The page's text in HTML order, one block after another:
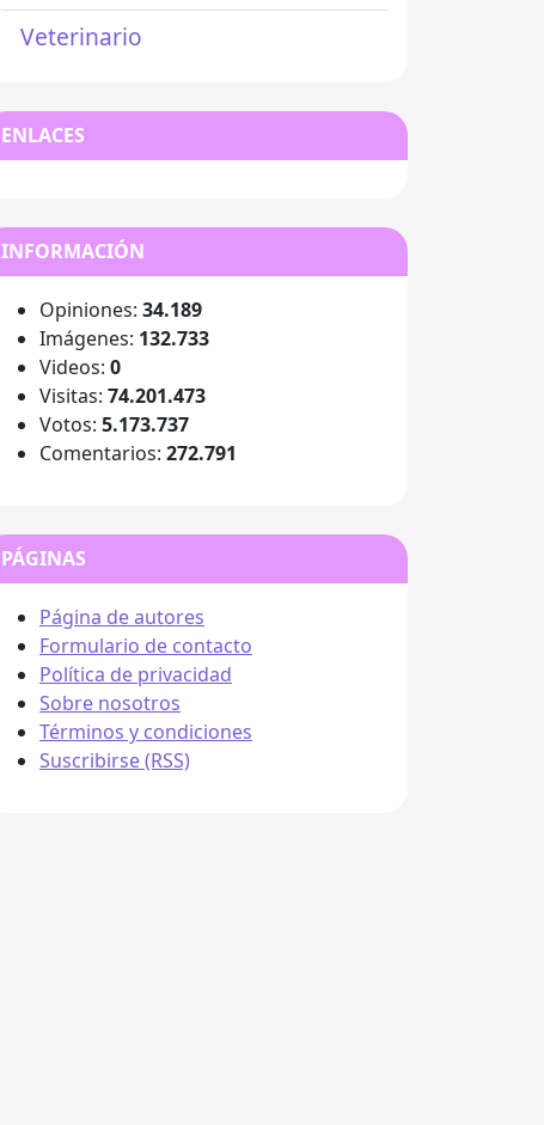
Veterinario
ENLACES
INFORMACIÓN
Opiniones: 34.189
Imágenes: 132.733
Videos: 0
Visitas: 74.201.473
Votos: 5.173.737
Comentarios: 272.791
PÁGINAS
Página de autores
Formulario de contacto
Política de privacidad
Sobre nosotros
Términos y condiciones
Suscribirse (RSS)